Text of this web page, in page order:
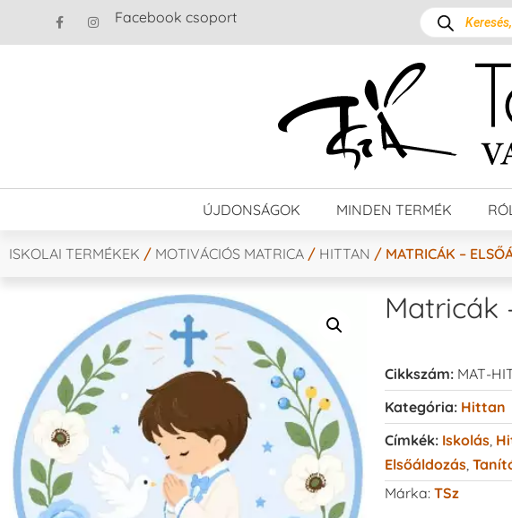
Facebook csoport
ÚJDONSÁGOK MINDEN TERMÉK
ISKOLAI TERMÉKEK / MOTIVÁCIÓS MATRICA / HITTAN / MATRICÁK –
Matricák
Cikkszám: MAT-
Kategória: Hittan
Címkék: Iskolás,
Elsőáldozás,
Márka: TSz